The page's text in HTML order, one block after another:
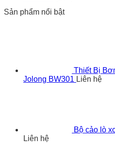
Sản phẩm nổi bật
Thiết Bị
Jolong BW301 Liên hệ
Bộ cảo lò
Liên hệ